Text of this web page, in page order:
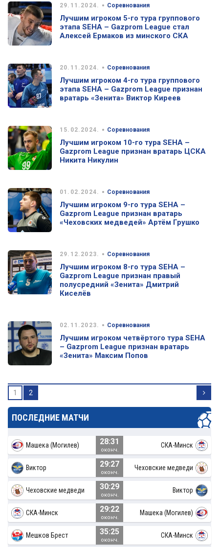
29.11.2024. • Соревнования
Лучшим игроком 5-го тура группового
этапа SEHA – Gazprom League стал
Алексей Ермаков из минского СКА
20.11.2024. • Соревнования
Лучшим игроком 4-го тура группового
этапа SEHA – Gazprom League признан
вратарь «Зенита» Виктор Киреев
15.02.2024. • Соревнования
Лучшим игроком 10-го тура SEHA –
Gazprom League признан вратарь ЦСКА
Никита Никулин
01.02.2024. • Соревнования
Лучшим игроком 9-го тура SEHA –
Gazprom League признан вратарь
«Чеховских медведей» Артём Грушко
29.12.2023. • Соревнования
Лучшим игроком 8-го тура SEHA –
Gazprom League признан правый
полусредний «Зенита» Дмитрий
Киселёв
02.11.2023. • Соревнования
Лучшим игроком четвёртого тура SEHA
– Gazprom League признан вратарь
«Зенита» Максим Попов
1 2
ПОСЛЕДНИЕ МАТЧИ
Машека (Могилев) 28:31
оконч.
СКА-Минск
Виктор 29:27
оконч.
Чеховские медведи
Чеховские медведи 30:29
оконч.
Виктор
СКА-Минск 29:22
оконч.
Машека (Могилев)
Мешков Брест 35:25
оконч.
СКА-Минск